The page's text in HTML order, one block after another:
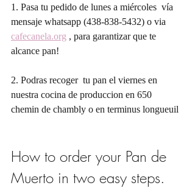
1. Pasa tu pedido de lunes a miércoles  vía
mensaje whatsapp (438-838-5432) o via
cafecanela.org , para garantizar que te
alcance pan!
2. Podras recoger  tu pan el viernes en
nuestra cocina de produccion en 650
chemin de chambly o en terminus longueuil
How to order your Pan de
Muerto in two easy steps.